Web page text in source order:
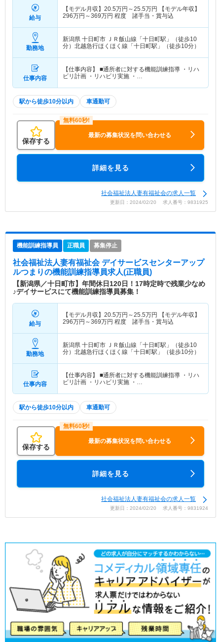
給与
【モデル月収】 20.5万円～25.5万円
【モデル年収】
296万円～369万円 程度 諸手当・賞与込
勤務地
新潟県 十日町市 ＪＲ飯山線「十日町駅」（徒歩10
分）北越急行ほくほく線「十日町駅」（徒歩10分）
仕事内容
【仕事内容】 ■通所者に対する機能訓練指導 ・リハ
ビリ計画 ・リハビリ実施 ・…
駅から徒歩10分以内 車通勤可
保存する
最新の募集状況を問い合わせる
詳細を見る
社会福祉法人妻有福祉会の求人一覧
更新日：2024/02/20 求人番号：9831925
機能訓練指導員 正職員 募集停止
社会福祉法人妻有福祉会 デイサービスセンターアップ
ルつまりの機能訓練指導員求人(正職員)
【新潟県／十日町市】年間休日120日！17時定時で残業少なめ
♪デイサービスにて機能訓練指導員募集！
給与
【モデル月収】 20.5万円～25.5万円
【モデル年収】
296万円～369万円 程度 諸手当・賞与込
勤務地
新潟県 十日町市 ＪＲ飯山線「十日町駅」（徒歩10
分）北越急行ほくほく線「十日町駅」（徒歩10分）
仕事内容
【仕事内容】 ■通所者に対する機能訓練指導 ・リハ
ビリ計画 ・リハビリ実施 ・…
駅から徒歩10分以内 車通勤可
保存する
最新の募集状況を問い合わせる
詳細を見る
社会福祉法人妻有福祉会の求人一覧
更新日：2024/02/20 求人番号：9831924